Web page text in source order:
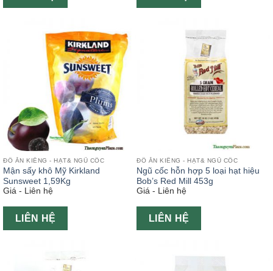
ĐỒ ĂN KIÊNG - HẠT& NGŨ CỐC
Mận sấy khô Mỹ Kirkland
Sunsweet 1,59Kg
Giá - Liên hệ
LIÊN HỆ
ĐỒ ĂN KIÊNG - HẠT& NGŨ CỐC
Ngũ cốc hỗn hợp 5 loại hạt hiệu
Bob’s Red Mill 453g
Giá - Liên hệ
LIÊN HỆ